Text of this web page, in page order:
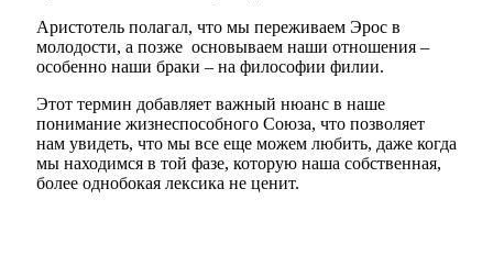
Аристотель полагал, что мы переживаем Эрос в
молодости, а позже основываем наши отношения –
особенно наши браки – на философии филии.
Этот термин добавляет важный нюанс в наше
понимание жизнеспособного Союза, что позволяет
нам увидеть, что мы все еще можем любить, даже когда
мы находимся в той фазе, которую наша собственная,
более однобокая лексика не ценит.